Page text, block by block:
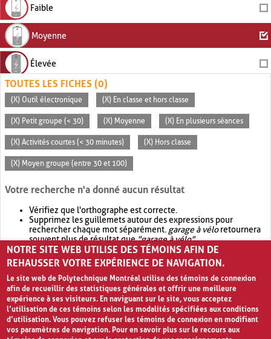
Faible
Moyenne
Élevée
TOUTES LES FICHES (0)
(X) Outil électronique (X) En classe et hors classe
(X) Petit groupe (< 30) (X) Moyenne (X) En plusieurs séances
(X) Activités courtes (< 30 minutes) (X) Hors classe
(X) Moyen groupe (entre 30 et 100)
Votre recherche n'a donné aucun résultat
Vérifiez que l'orthographe est correcte.
Supprimez les guillemets autour des expressions pour
rechercher chaque mot séparément. garage à véloretournera
souvent plus de résultat que"garage à vélo".
Envisagez d'élargir votre recherche avec OR.garage OR vélo
retournera souvent plus de résultat quegarage à vélo
NOTRE SITE WEB UTILISE DES TÉMOINS AFIN DE
REHAUSSER VOTRE EXPÉRIENCE DE NAVIGATION.
Le site web de Polytechnique Montréal utilise des témoins de connexion
afin de recueillir des statistiques générales et offrir une meilleure
expérience à ses visiteurs. En naviguant sur le site, vous acceptez
l’utilisation de ces témoins selon les modalités spécifiées aux conditions
d’utilisation. Vous pouvez refuser les témoins de connexion en modifiant
vos paramètres de navigation. Pour en savoir plus sur le recours aux